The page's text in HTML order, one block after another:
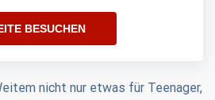
BESUCHEN
nicht nur etwas für Teenager,